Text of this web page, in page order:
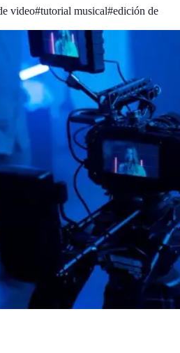
video#tutorial musical#edición de